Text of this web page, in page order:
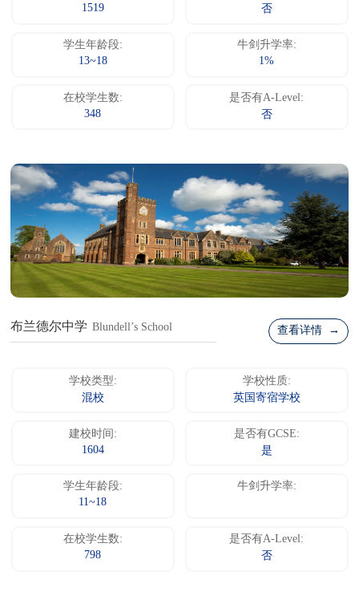
1519
否
学生年龄段:
13~18
牛剑升学率:
1%
在校学生数:
348
是否有A-Level:
否
布兰德尔中学 Blundell’s School 查看详情 →
学校类型:
混校
学校性质:
英国寄宿学校
建校时间:
1604
是否有GCSE:
是
学生年龄段:
11~18
牛剑升学率:
在校学生数:
798
是否有A-Level:
否